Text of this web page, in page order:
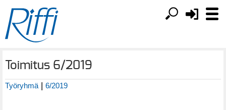
Toimitus 6/2019
Työryhmä| 6/2019